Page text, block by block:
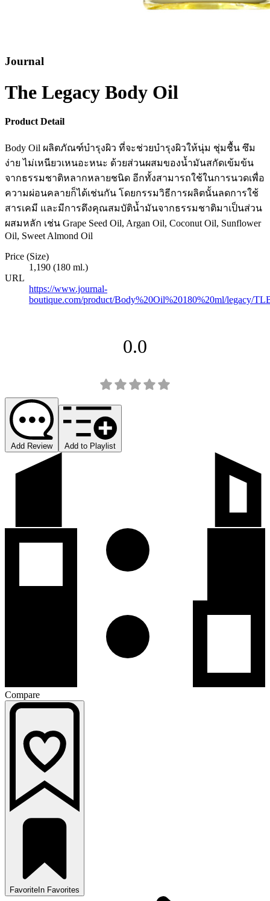
Journal
The Legacy Body Oil
Product Detail
Body Oil ผลิตภัณฑ์บำรุงผิว ที่จะช่วยบำรุงผิวให้นุ่ม ชุ่มชื้น ซึม
ง่าย ไม่เหนียวเหนอะหนะ ด้วยส่วนผสมของน้ำมันสกัดเข้มข้น
จากธรรมชาติหลากหลายชนิด อีกทั้งสามารถใช้ในการนวดเพื่อ
ความผ่อนคลายก็ได้เช่นกัน โดยกรรมวิธีการผลิตนั้นลดการใช้
สารเคมี และมีการดึงคุณสมบัติน้ำมันจากธรรมชาติมาเป็นส่วน
ผสมหลัก เช่น Grape Seed Oil, Argan Oil, Coconut Oil, Sunflower
Oil, Sweet Almond Oil
Price (Size)
1,190 (180 ml.)
URL
https://www.journal-
boutique.com/product/Body%20Oil%20180%20ml/legacy/
0.0
Add Review Add to Playlist
Compare
Favorite In Favorites